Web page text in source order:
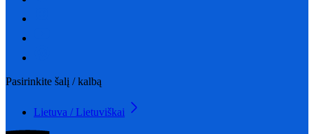
Pasirinkite šalį / kalbą
Lietuva / Lietuviškai